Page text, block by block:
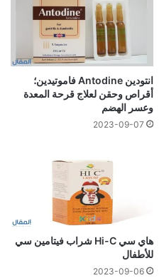
انتودين Antodine فاموتيدين؛
أقراص وحقن لعلاج قرحة المعدة
وعسر الهضم
2023-09-07
هاي سي Hi-C شراب فيتامين سي
للأطفال
2023-09-06